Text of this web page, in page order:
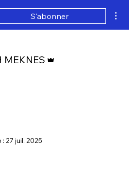
S'abonner
MEKNES
27 juil. 2025